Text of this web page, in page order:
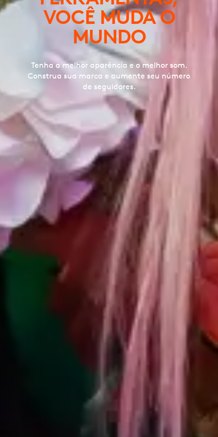
VOCÊ MUDA O
MUNDO
Tenha a melhor aparência e o melhor som.
Construa sua marca e aumente seu número
de seguidores.